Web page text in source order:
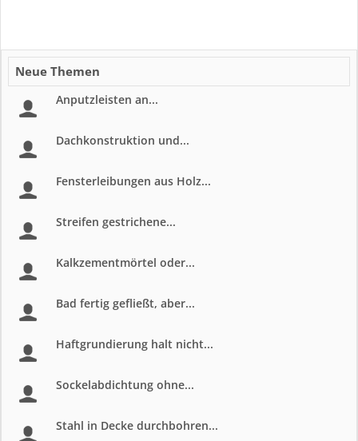
Neue Themen
Anputzleisten an...
Dachkonstruktion und...
Fensterleibungen aus Holz...
Streifen gestrichene...
Kalkzementmörtel oder...
Bad fertig gefließt, aber...
Haftgrundierung halt nicht...
Sockelabdichtung ohne...
Stahl in Decke durchbohren...